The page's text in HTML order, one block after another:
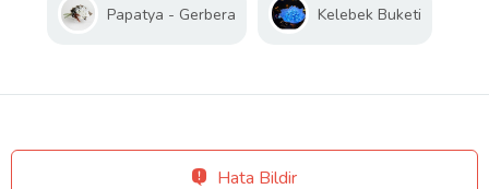
Papatya - Gerbera Kelebek Buketi
Hata Bildir